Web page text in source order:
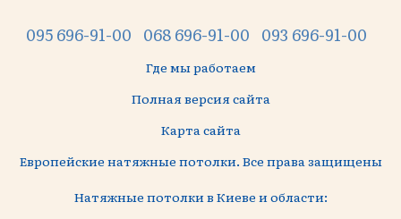
095 696-91-00 068 696-91-00 093 696-91-00
Где мы работаем
Полная версия сайта
Карта сайта
Европейские натяжные потолки. Все права защищены
Натяжные потолки в Киеве и области: